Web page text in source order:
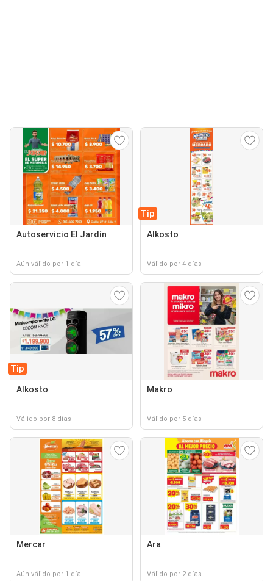
Autoservicio El Jardín
Aún válido por 1 día
Tip
Alkosto
Válido por 4 días
Tip
Alkosto
Válido por 8 días
Makro
Válido por 5 días
Mercar
Aún válido por 1 día
Ara
Válido por 2 días